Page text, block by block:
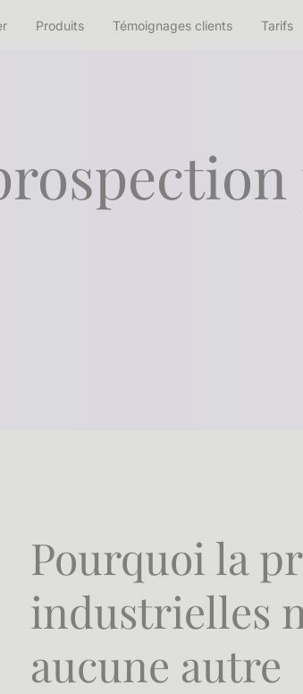
Produits Témoignages clients Tarifs
Pourquoi la
industrielles
aucune autre